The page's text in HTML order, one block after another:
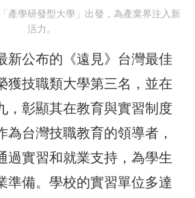
產學研發型大學」出發，為產業界注入新
活力。
新公布的《遠見》台灣最佳
獲技職類大學第三名，並在
，彰顯其在教育與實習制度
為台灣技職教育的領導者，
過實習和就業支持，為學生
準備。學校的實習單位多達